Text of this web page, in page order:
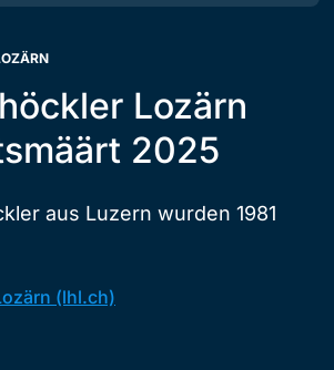
Lozärn
2025
aus Luzern wurden 1981
(lhl.ch)